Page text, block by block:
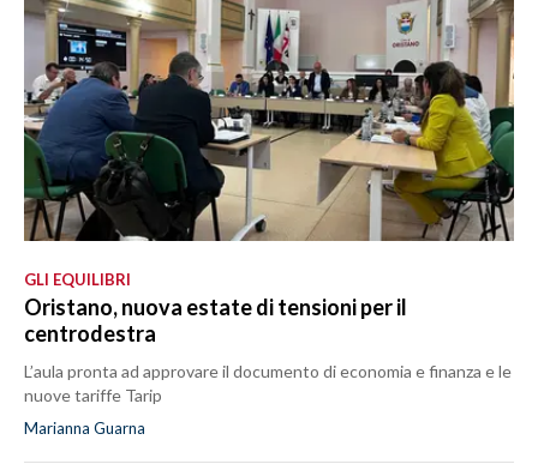
GLI EQUILIBRI
Oristano, nuova estate di tensioni per il
centrodestra
L’aula pronta ad approvare il documento di economia e finanza e le
nuove tariffe Tarip
Marianna Guarna